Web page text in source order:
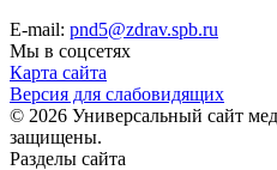
E-mail: pnd5@zdrav.spb.ru
Мы в соцсетях
Карта сайта
Версия для слабовидящих
© 2026 Универсальный сайт
защищены.
Разделы сайта